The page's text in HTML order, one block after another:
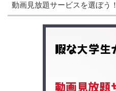
動画見放題サービスを選ぼう！